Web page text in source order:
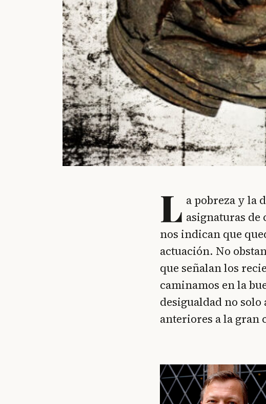
L a pobreza y la
asignaturas de
nos indican que
actuación. No
que señalan los
caminamos en la
desigualdad no
anteriores a la gran